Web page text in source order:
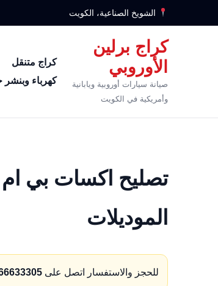
الشويخ الصناعية، الكويت
كراج برلين
الأوروبي
صيانة سيارات أوروبية ويابانية
وأمريكية في الكويت
كراج متنقل
كهرباء وبنشر
تصليح اكسات بي ام
الموديلات
للحجز والاستفسار اتصل على